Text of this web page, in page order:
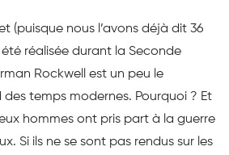
(puisque nous l’avons déjà dit 36
réalisée durant la Seconde
Rockwell est un peu le
temps modernes. Pourquoi ? Et
hommes ont pris part à la guerre
Si ils ne se sont pas rendus sur les